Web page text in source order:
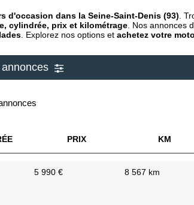
d'occasion dans la Seine-Saint-Denis (93) .
cylindrée, prix et kilométrage . Nos annonces
. Explorez nos options et achetez votre
PRIX KM
5 990 € 8 567 km